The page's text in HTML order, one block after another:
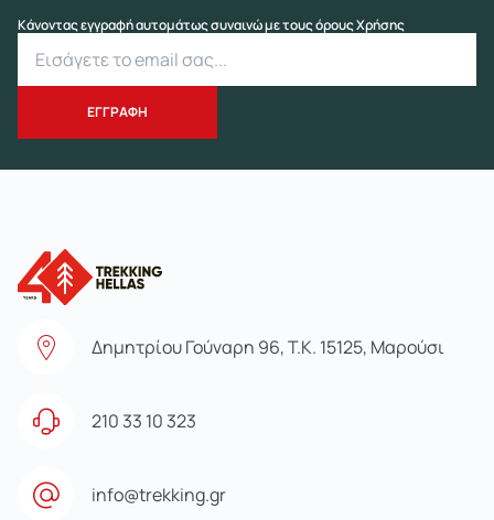
Κάνοντας εγγραφή αυτομάτως συναινώ με τους όρους Χρήσης
Δημητρίου Γούναρη 96, Τ.Κ. 15125, Μαρούσι
210 33 10 323
info@trekking.gr